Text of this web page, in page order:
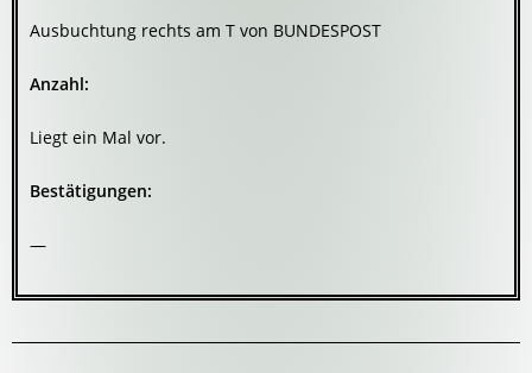
Ausbuchtung rechts am T von BUNDESPOST
Anzahl:
Liegt ein Mal vor.
Bestätigungen:
—